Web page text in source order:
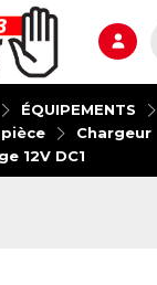
ÉQUIPEMENTS
Chargeur
12V DC1